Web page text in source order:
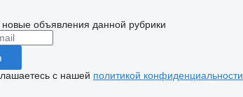
объявления данной рубрики
с нашей политикой конфиденциальности